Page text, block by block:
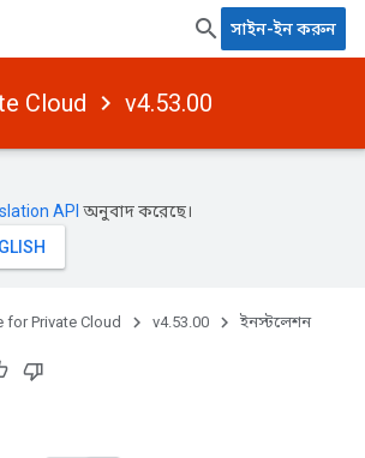
সাইন-ইন করুন
Cloud v4.53.00
API অনুবাদ করেছে।
for Private Cloud v4.53.00 ইনস্টলেশন